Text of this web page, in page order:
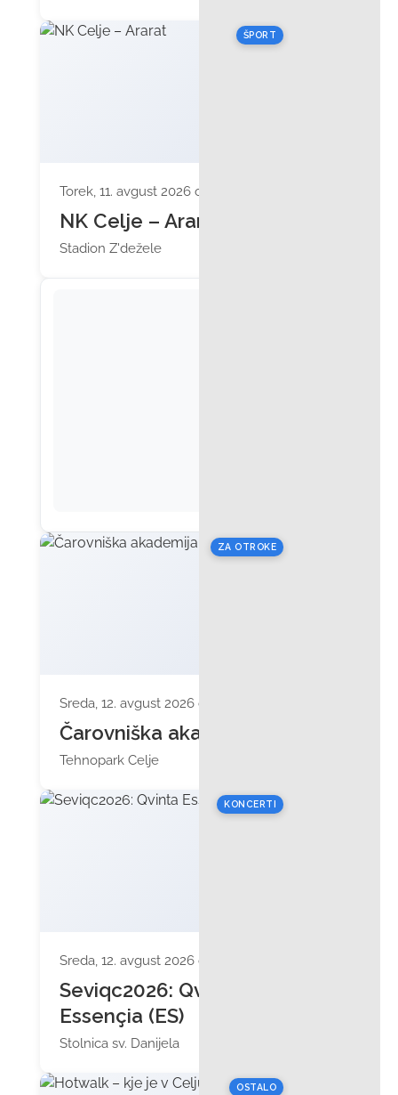
ŠPORT
Torek, 11. avgust 2026 ob 20:15
NK Celje – Ararat
Stadion Z'dežele
ZA OTROKE
Sreda, 12. avgust 2026 ob 10:00
Čarovniška akademija
Tehnopark Celje
KONCERTI
Sreda, 12. avgust 2026 ob 19:30
Seviqc2026: Qvinta
Essençia (ES)
Stolnica sv. Danijela
OSTALO